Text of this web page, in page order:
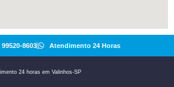
8603 Atendimento 24 Horas
24 horas em Valinhos-SP